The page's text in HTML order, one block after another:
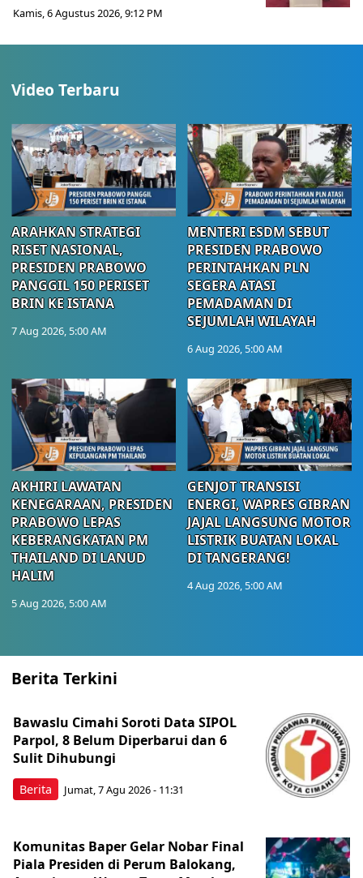
Kamis, 6 Agustus 2026, 9:12 PM
Video Terbaru
ARAHKAN STRATEGI
RISET NASIONAL,
PRESIDEN PRABOWO
PANGGIL 150 PERISET
BRIN KE ISTANA
7 Aug 2026, 5:00 AM
MENTERI ESDM SEBUT
PRESIDEN PRABOWO
PERINTAHKAN PLN
SEGERA ATASI
PEMADAMAN DI
SEJUMLAH WILAYAH
6 Aug 2026, 5:00 AM
AKHIRI LAWATAN
KENEGARAAN, PRESIDEN
PRABOWO LEPAS
KEBERANGKATAN PM
THAILAND DI LANUD
HALIM
5 Aug 2026, 5:00 AM
GENJOT TRANSISI
ENERGI, WAPRES GIBRAN
JAJAL LANGSUNG MOTOR
LISTRIK BUATAN LOKAL
DI TANGERANG!
4 Aug 2026, 5:00 AM
Berita Terkini
Berita
Bawaslu Cimahi Soroti Data SIPOL
Parpol, 8 Belum Diperbarui dan 6
Sulit Dihubungi
Jumat, 7 Agu 2026 - 11:31
Komunitas Baper Gelar Nobar Final
Piala Presiden di Perum Balokang,